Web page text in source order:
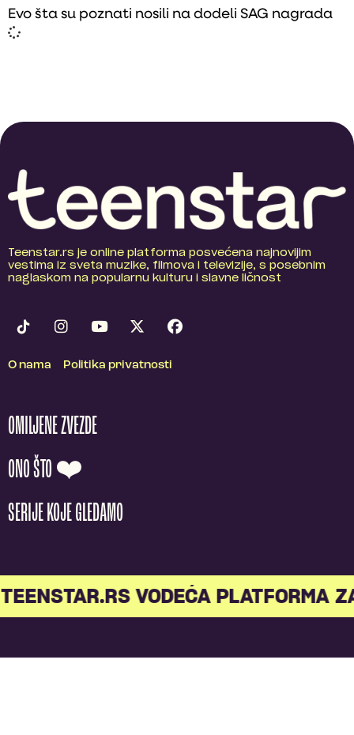
Evo šta su poznati nosili na dodeli SAG nagrada
Teenstar.rs je online platforma posvećena najnovijim
vestima iz sveta muzike, filmova i televizije, s posebnim
naglaskom na popularnu kulturu i slavne ličnost
O nama Politika privatnosti
OMILJENE ZVEZDE
ONO ŠTO ❤️
SERIJE KOJE GLEDAMO
VODEĆA PLATFORMA